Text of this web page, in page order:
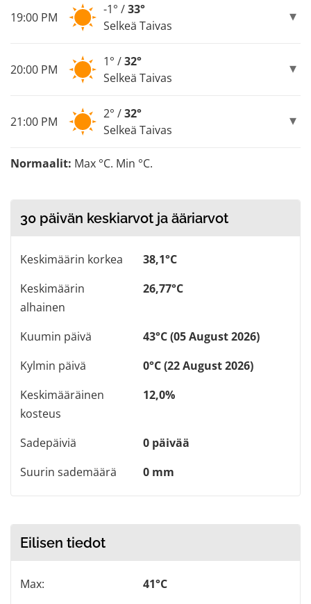
19:00 PM
-1° /33°
Selkeä Taivas
20:00 PM
1° /32°
Selkeä Taivas
21:00 PM
2° /32°
Selkeä Taivas
Normaalit: Max °C. Min °C.
30 päivän keskiarvot ja ääriarvot
Keskimäärin korkea
38,1°C
Keskimäärin
alhainen
26,77°C
Kuumin päivä
43°C (05 August 2026)
Kylmin päivä
0°C (22 August 2026)
Keskimääräinen
kosteus
12,0%
Sadepäiviä
0 päivää
Suurin sademäärä
0 mm
Eilisen tiedot
Max:
41°C